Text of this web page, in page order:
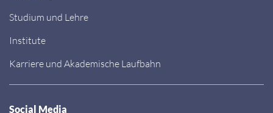
Studium und Lehre
Institute
Karriere und Akademische Laufbahn
Social Media